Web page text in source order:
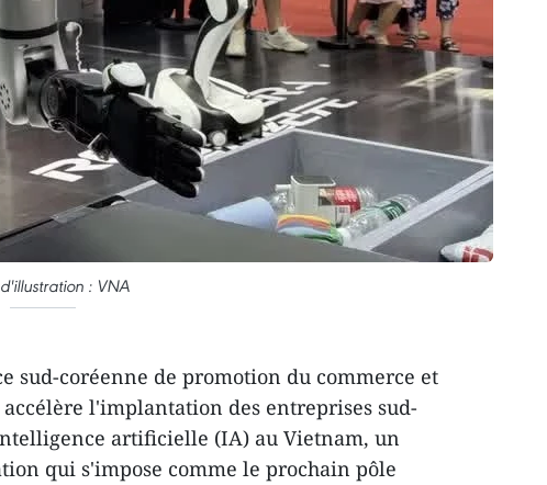
: VNA
sud-coréenne de promotion du commerce et
accélère l'implantation des entreprises sud-
artificielle (IA) au Vietnam, un
qui s'impose comme le prochain pôle